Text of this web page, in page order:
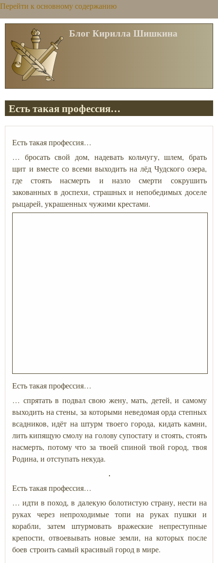
Перейти к основному содержанию
Блог Кирилла Шишкина
Есть такая профессия…
Есть такая профессия…
… бросать свой дом, надевать кольчугу, шлем, брать
щит и вместе со всеми выходить на лёд Чудского озера,
где стоять насмерть и назло смерти сокрушить
закованных в доспехи, страшных и непобедимых доселе
рыцарей, украшенных чужими крестами.
Есть такая профессия…
… спрятать в подвал свою жену, мать, детей, и самому
выходить на стены, за которыми неведомая орда степных
всадников, идёт на штурм твоего города, кидать камни,
лить кипящую смолу на голову супостату и стоять, стоять
насмерть, потому что за твоей спиной твой город, твоя
Родина, и отступать некуда.
Есть такая профессия…
… идти в поход, в далекую болотистую страну, нести на
руках через непроходимые топи на руках пушки и
корабли, затем штурмовать вражеские непреступные
крепости, отвоевывать новые земли, на которых после
боев строить самый красивый город в мире.